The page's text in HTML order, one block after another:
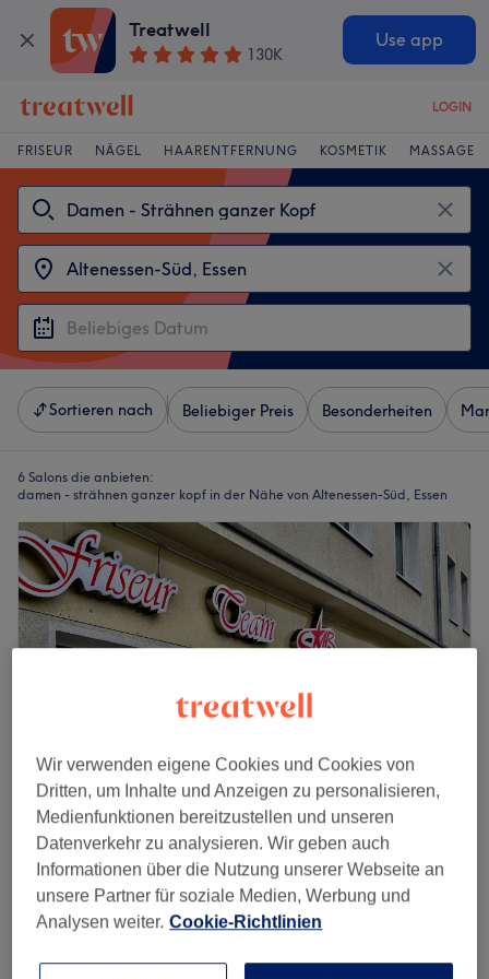
Treatwell
130K
Use app
LOGIN
FRISEUR NÄGEL HAARENTFERNUNG KOSMETIK MASSAGE
Sortieren nach Beliebiger Preis Besonderheiten
6 Salons die anbieten:
damen - strähnen ganzer kopf in der Nähe von Altenessen-Süd, Essen
Friseur Team Star
4,7
46 Bewertungen
Südostviertel, Essen
Auf Karte anzeigen
Damen - Foliensträhnen Kurzhaar Oberkopf
Wir verwenden eigene Cookies und Cookies von
Dritten, um Inhalte und Anzeigen zu personalisieren,
Medienfunktionen bereitzustellen und unseren
Datenverkehr zu analysieren. Wir geben auch
Informationen über die Nutzung unserer Webseite an
unsere Partner für soziale Medien, Werbung und
Analysen weiter. Cookie-Richtlinien